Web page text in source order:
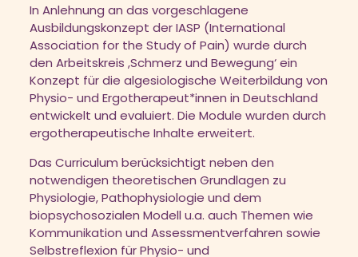
In Anlehnung an das vorgeschlagene
Ausbildungskonzept der IASP (International
Association for the Study of Pain) wurde durch
den Arbeitskreis ,Schmerz und Bewegung‘ ein
Konzept für die algesiologische Weiterbildung von
Physio- und Ergotherapeut*innen in Deutschland
entwickelt und evaluiert. Die Module wurden durch
ergotherapeutische Inhalte erweitert.
Das Curriculum berücksichtigt neben den
notwendigen theoretischen Grundlagen zu
Physiologie, Pathophysiologie und dem
biopsychosozialen Modell u.a. auch Themen wie
Kommunikation und Assessmentverfahren sowie
Selbstreflexion für Physio- und